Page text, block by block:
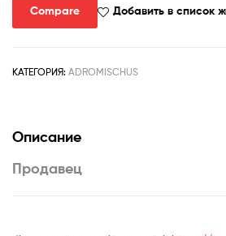
adromischus
marianiae
Beans
Compare Добавить в список
КАТЕГОРИЯ: ADROMISCHUS
Описание
Продавец